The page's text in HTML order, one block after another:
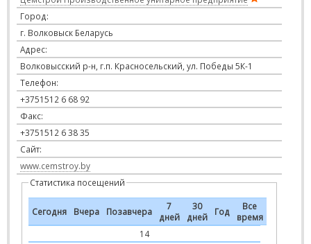
Город:
г. Волковыск Беларусь
Адрес:
Волковысский р-н, г.п. Красносельский, ул. Победы 5К-1
Телефон:
+3751512 6 68 92
Факс:
+3751512 6 38 35
Сайт:
www.cemstroy.by
Статистика посещений
Сегодня Вчера Позавчера
7
дней
30
дней
Год
Все
время
14